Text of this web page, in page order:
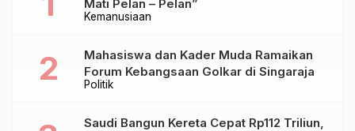
Kemanusiaan
Mati Pelan – Pelan”
Politik
Mahasiswa dan Kader Muda Ramaikan
Forum Kebangsaan Golkar di Singaraja
Saudi Bangun Kereta Cepat Rp112 Triliun,